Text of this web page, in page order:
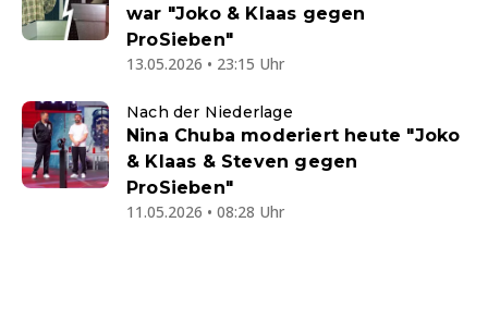
war "Joko & Klaas gegen
ProSieben"
13.05.2026 • 23:15 Uhr
Nach der Niederlage
Nina Chuba moderiert heute "Joko
& Klaas & Steven gegen
ProSieben"
11.05.2026 • 08:28 Uhr